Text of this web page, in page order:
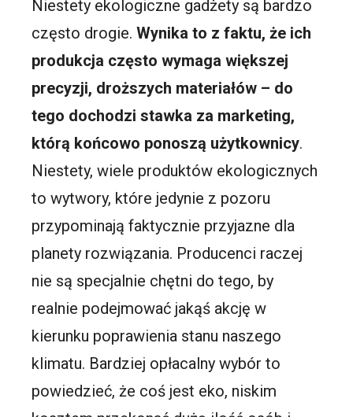
Niestety ekologiczne gadżety są bardzo
często drogie.Wynika to z faktu, że ich
produkcja często wymaga większej
precyzji, droższych materiałów – do
tego dochodzi stawka za marketing,
którą końcowo ponoszą użytkownicy.
Niestety, wiele produktów ekologicznych
to wytwory, które jedynie z pozoru
przypominają faktycznie przyjazne dla
planety rozwiązania. Producenci raczej
nie są specjalnie chętni do tego, by
realnie podejmować jakąś akcję w
kierunku poprawienia stanu naszego
klimatu. Bardziej opłacalny wybór to
powiedzieć, że coś jest eko, niskim